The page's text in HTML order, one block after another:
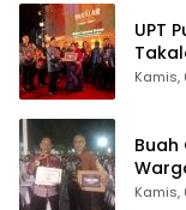
UPT
Kamis,
Kamis,